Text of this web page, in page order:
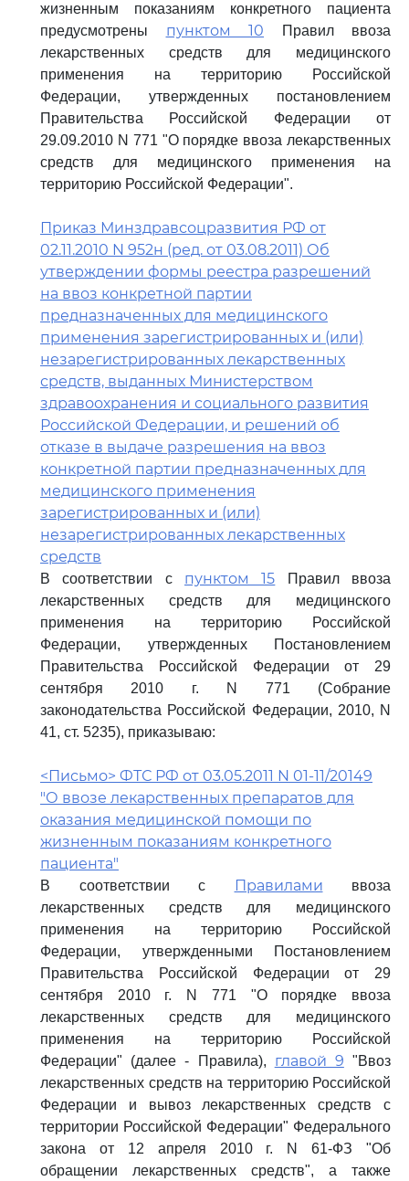
жизненным показаниям конкретного пациента
предусмотрены пунктом 10 Правил ввоза
лекарственных средств для медицинского
применения на территорию Российской
Федерации, утвержденных постановлением
Правительства Российской Федерации от
29.09.2010 N 771 "О порядке ввоза лекарственных
средств для медицинского применения на
территорию Российской Федерации".
Приказ Минздравсоцразвития РФ от
02.11.2010 N 952н (ред. от 03.08.2011) Об
утверждении формы реестра разрешений
на ввоз конкретной партии
предназначенных для медицинского
применения зарегистрированных и (или)
незарегистрированных лекарственных
средств, выданных Министерством
здравоохранения и социального развития
Российской Федерации, и решений об
отказе в выдаче разрешения на ввоз
конкретной партии предназначенных для
медицинского применения
зарегистрированных и (или)
незарегистрированных лекарственных
средств
В соответствии с пунктом 15 Правил ввоза
лекарственных средств для медицинского
применения на территорию Российской
Федерации, утвержденных Постановлением
Правительства Российской Федерации от 29
сентября 2010 г. N 771 (Собрание
законодательства Российской Федерации, 2010, N
41, ст. 5235), приказываю:
<Письмо> ФТС РФ от 03.05.2011 N 01-11/20149
"О ввозе лекарственных препаратов для
оказания медицинской помощи по
жизненным показаниям конкретного
пациента"
В соответствии с Правилами ввоза
лекарственных средств для медицинского
применения на территорию Российской
Федерации, утвержденными Постановлением
Правительства Российской Федерации от 29
сентября 2010 г. N 771 "О порядке ввоза
лекарственных средств для медицинского
применения на территорию Российской
Федерации" (далее - Правила), главой 9 "Ввоз
лекарственных средств на территорию Российской
Федерации и вывоз лекарственных средств с
территории Российской Федерации" Федерального
закона от 12 апреля 2010 г. N 61-ФЗ "Об
обращении лекарственных средств", а также